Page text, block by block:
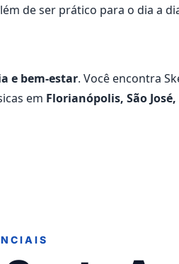
de ser prático para o dia a
e bem-estar. Você encontra
em Florianópolis, São